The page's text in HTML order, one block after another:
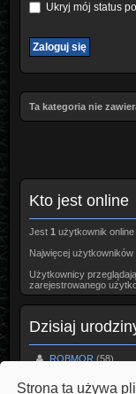
Strona ta używa
Ukryj mój status
Ta kategoria nie
Kto jest online
Jest 1użytkownik
Najwięcej użytkowników
Użytkownicy
zarejestrowanego
Dzisiaj
ROBMOR (58)